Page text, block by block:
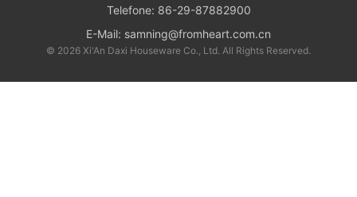
Telefone: 86-29-87882900
E-Mail: samning@fromheart.com.cn
© 2026 Xi'An Daxi Houseware Co., Ltd. All Rights Reserved.